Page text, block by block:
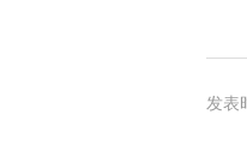
发表